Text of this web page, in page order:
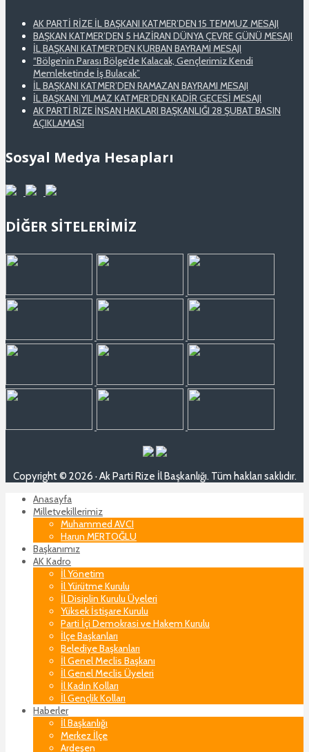
AK PARTİ RİZE İL BAŞKANI KATMER’DEN 15 TEMMUZ MESAJI
BAŞKAN KATMER’DEN 5 HAZİRAN DÜNYA ÇEVRE GÜNÜ MESAJI
İL BAŞKANI KATMER’DEN KURBAN BAYRAMI MESAJI
“Bölge’nin Parası Bölge’de Kalacak, Gençlerimiz Kendi
Memleketinde İş Bulacak”
İL BAŞKANI KATMER’DEN RAMAZAN BAYRAMI MESAJI
İL BAŞKANI YILMAZ KATMER’DEN KADİR GECESİ MESAJI
AK PARTİ RİZE İNSAN HAKLARI BAŞKANLIĞI 28 ŞUBAT BASIN
AÇIKLAMASI
Sosyal Medya Hesapları
DİĞER SİTELERİMİZ
Copyright © 2026 · Ak Parti Rize İl Başkanlığı. Tüm hakları saklıdır.
Anasayfa
Milletvekillerimiz
Muhammed AVCI
Harun MERTOĞLU
Başkanımız
AK Kadro
İl Yönetim
İl Yürütme Kurulu
İl Disiplin Kurulu Üyeleri
Yüksek İstişare Kurulu
Parti İçi Demokrasi ve Hakem Kurulu
İlçe Başkanları
Belediye Başkanları
İl Genel Meclis Başkanı
İl Genel Meclis Üyeleri
İl Kadın Kolları
İl Gençlik Kolları
Haberler
İl Başkanlığı
Merkez İlçe
Ardeşen